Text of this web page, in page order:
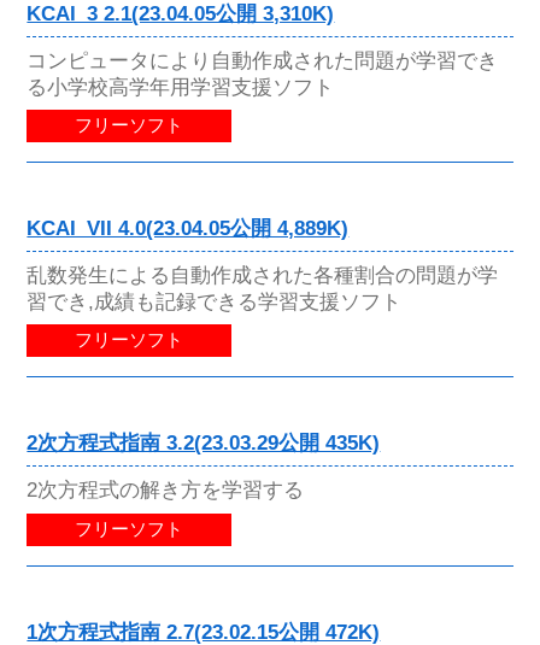
KCAI_3 2.1(23.04.05公開 3,310K)
コンピュータにより自動作成された問題が学習でき
る小学校高学年用学習支援ソフト
フリーソフト
KCAI_VII 4.0(23.04.05公開 4,889K)
乱数発生による自動作成された各種割合の問題が学
習でき,成績も記録できる学習支援ソフト
フリーソフト
2次方程式指南 3.2(23.03.29公開 435K)
2次方程式の解き方を学習する
フリーソフト
1次方程式指南 2.7(23.02.15公開 472K)